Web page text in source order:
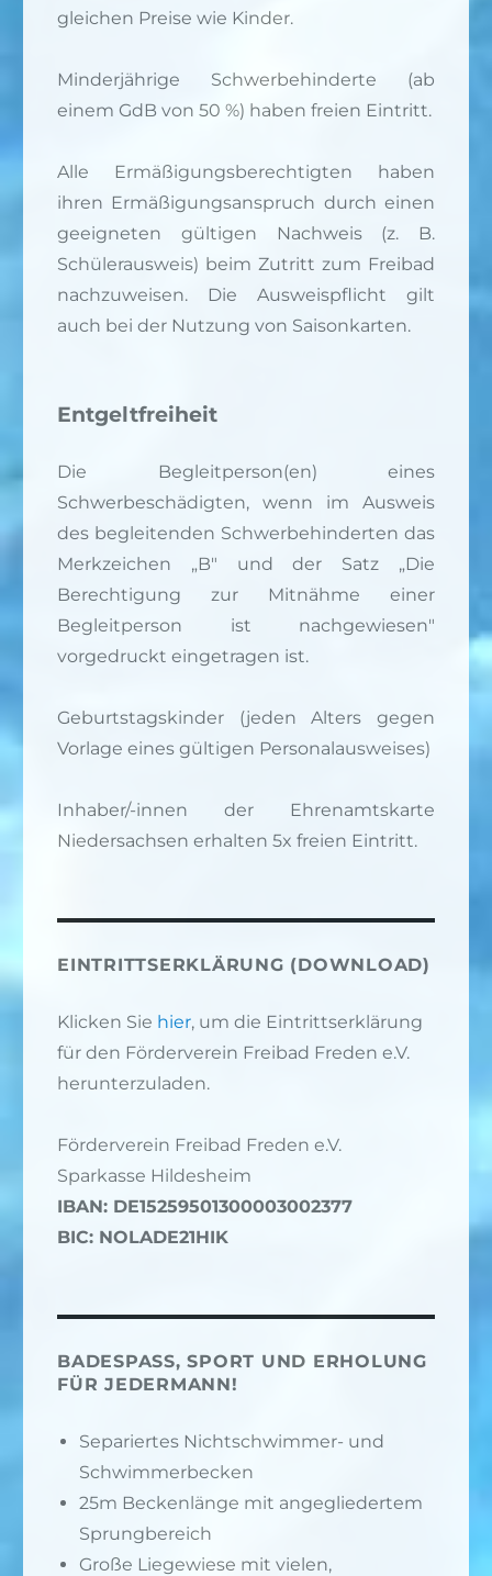
gleichen Preise wie Kinder.
Minderjährige Schwerbehinderte (ab
einem GdB von 50 %) haben freien Eintritt.
Alle Ermäßigungsberechtigten haben
ihren Ermäßigungsanspruch durch einen
geeigneten gültigen Nachweis (z. B.
Schülerausweis) beim Zutritt zum Freibad
nachzuweisen. Die Ausweispflicht gilt
auch bei der Nutzung von Saisonkarten.
Entgeltfreiheit
Die Begleitperson(en) eines
Schwerbeschädigten, wenn im Ausweis
des begleitenden Schwerbehinderten das
Merkzeichen „B" und der Satz „Die
Berechtigung zur Mitnähme einer
Begleitperson ist nachgewiesen"
vorgedruckt eingetragen ist.
Geburtstagskinder (jeden Alters gegen
Vorlage eines gültigen Personalausweises)
Inhaber/-innen der Ehrenamtskarte
Niedersachsen erhalten 5x freien Eintritt.
EINTRITTSERKLÄRUNG (DOWNLOAD)
Klicken Sie hier, um die Eintrittserklärung
für den Förderverein Freibad Freden e.V.
herunterzuladen.
Förderverein Freibad Freden e.V.
Sparkasse Hildesheim
IBAN: DE15259501300003002377
BIC: NOLADE21HIK
BADESPASS, SPORT UND ERHOLUNG F
ÜR JEDERMANN!
Separiertes Nichtschwimmer- und
Schwimmerbecken
25m Beckenlänge mit angegliedertem
Sprungbereich
Große Liegewiese mit vielen,